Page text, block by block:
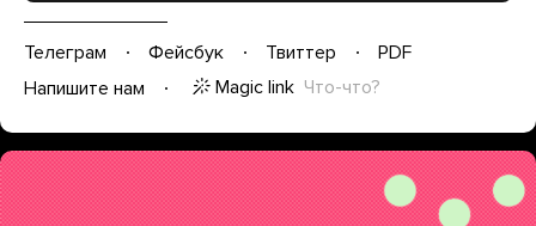
Телеграм Фейсбук Твиттер
PDF
Напишите нам
Magic link Что-что?